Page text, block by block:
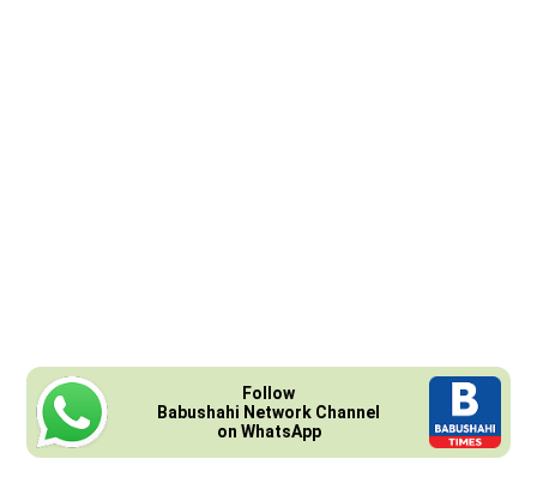
Follow
Babushahi Network Channel
on WhatsApp